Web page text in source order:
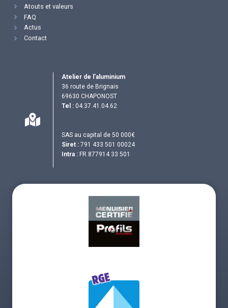
Atouts et valeurs
FAQ
Actus
Contact
Atelier de l’aluminium
36 route de Brignais
69630 CHAPONOST
Tel : 04.37.41.04.62
SAS au capital de 50 000€
Siret : 791 433 501 00024
Intra : FR 877914 33 501